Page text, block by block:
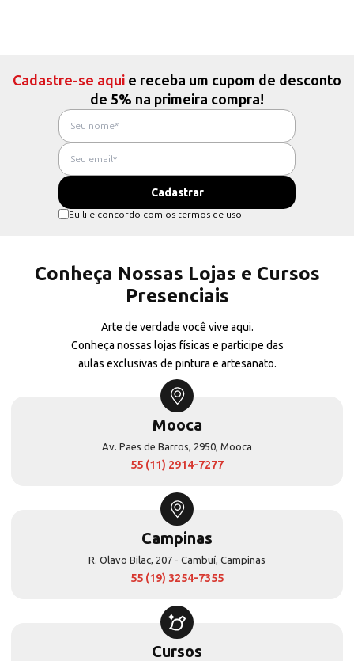
Cadastre-se aqui e receba um cupom de desconto
de 5% na primeira compra!
Eu li e concordo com os termos de uso
Conheça Nossas Lojas e Cursos
Presenciais
Arte de verdade você vive aqui.
Conheça nossas lojas físicas e participe das
aulas exclusivas de pintura e artesanato.
Mooca
Av. Paes de Barros, 2950, Mooca
55 (11) 2914-7277
Campinas
R. Olavo Bilac, 207 - Cambuí, Campinas
55 (19) 3254-7355
Cursos